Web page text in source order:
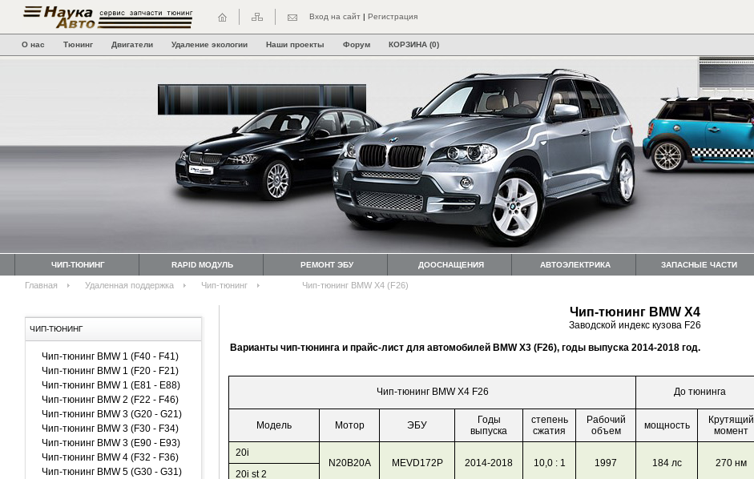
Вход на сайт | Регистрация
О нас Тюнинг Двигатели Удаление экологии Наши проекты Форум КОРЗИНА (0)
ЧИП-ТЮНИНГ RAPID МОДУЛЬ РЕМОНТ ЭБУ ДООСНАЩЕНИЯ АВТОЭЛЕКТРИКА ЗАПАСНЫЕ ЧАСТИ
Главная Удаленная поддержка Чип-тюнинг Чип-тюнинг BMW X4 (F26)
ЧИП-ТЮНИНГ
Чип-тюнинг BMW 1 (F40 - F41)
Чип-тюнинг BMW 1 (F20 - F21)
Чип-тюнинг BMW 1 (E81 - E88)
Чип-тюнинг BMW 2 (F22 - F46)
Чип-тюнинг BMW 3 (G20 - G21)
Чип-тюнинг BMW 3 (F30 - F34)
Чип-тюнинг BMW 3 (E90 - E93)
Чип-тюнинг BMW 4 (F32 - F36)
Чип-тюнинг BMW 5 (G30 - G31)
Чип-тюнинг BMW X4
Заводской индекс кузова F26
Варианты чип-тюнинга и прайс-лист для автомобилей BMW X3 (F26), годы выпуска 2014-2018 год.
Чип-тюнинг BMW X4 F26 До тюнинга
Модель
Мотор ЭБУ
Годы
выпуска
степень
сжатия
Рабочий
объем
мощность
Крутящий
момент
20i
N20B20A
MEVD172P 2014-2018 10,0 : 1 1997 184 лс 270 нм
20i st 2